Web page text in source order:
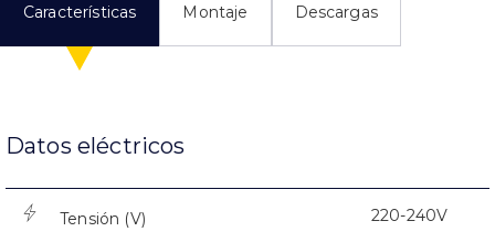
Características Montaje Descargas
Datos eléctricos
Tensión (V) 220-240V